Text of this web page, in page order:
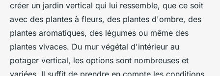
créer un jardin vertical qui lui ressemble, que ce soit
avec des plantes à fleurs, des plantes d'ombre, des
plantes aromatiques, des légumes ou même des
plantes vivaces. Du mur végétal d'intérieur au
potager vertical, les options sont nombreuses et